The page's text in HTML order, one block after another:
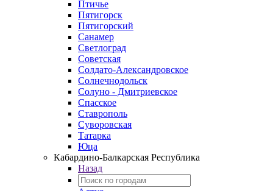
Птичье
Пятигорск
Пятигорский
Санамер
Светлоград
Советская
Солдато-Александровское
Солнечнодольск
Солуно - Дмитриевское
Спасское
Ставрополь
Суворовская
Татарка
Юца
Кабардино‑Балкарская Республика
Назад